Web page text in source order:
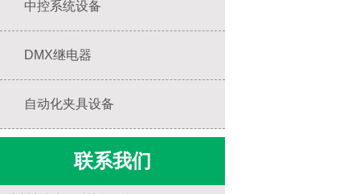
中控系统设备
DMX继电器
自动化夹具设备
联系我们